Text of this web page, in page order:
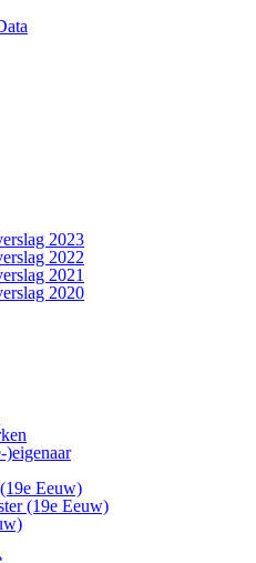
2023
2022
2021
2020
)eigenaar
Eeuw)
(19e Eeuw)